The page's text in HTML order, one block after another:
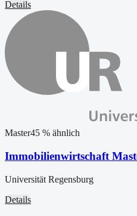
Details
Master45 % ähnlich
Immobilienwirtschaft
Universität Regensburg
Details